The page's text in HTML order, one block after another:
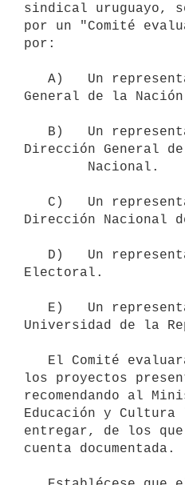
sindical uruguayo,
por un "Comité
por:
General de la
Dirección General
Dirección Nacional
Electoral.
Universidad de la
los proyectos
recomendando al
Educación y Cultura
entregar, de los
cuenta documentada.